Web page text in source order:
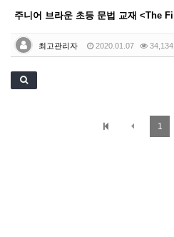
최고관리자 2020.01.07 34,134
1